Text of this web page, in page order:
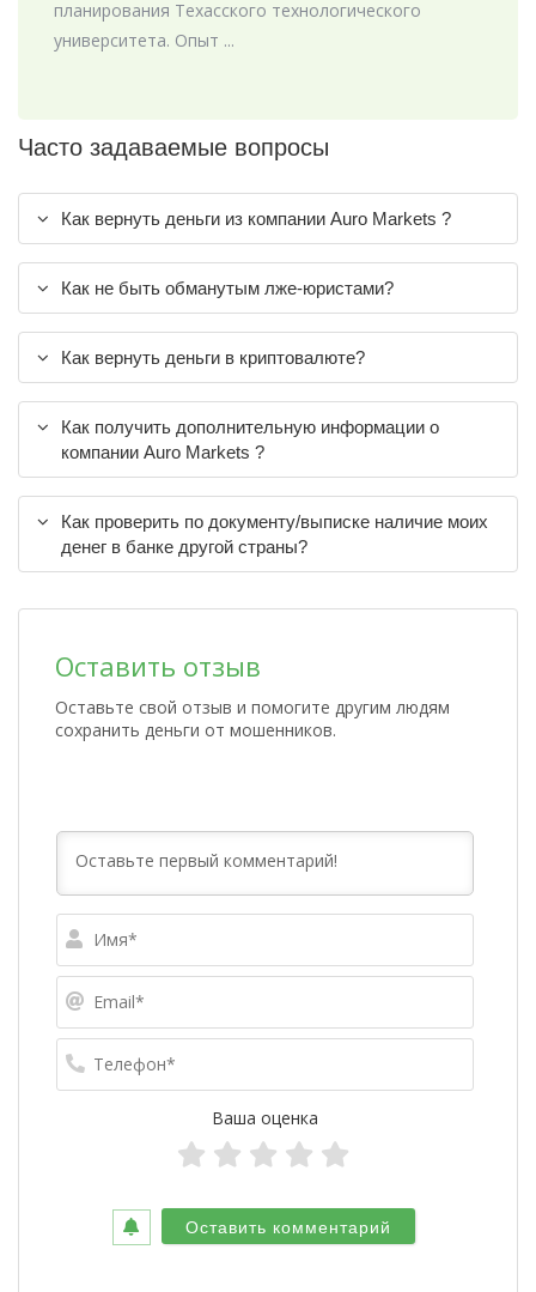
планирования Техасского технологического
университета. Опыт ...
Часто задаваемые вопросы
Как вернуть деньги из компании Auro Markets ?
Как не быть обманутым лже-юристами?
Как вернуть деньги в криптовалюте?
Как получить дополнительную информации о
компании Auro Markets ?
Как проверить по документу/выписке наличие моих
денег в банке другой страны?
Оставить отзыв
Оставьте свой отзыв и помогите другим людям
сохранить деньги от мошенников.
Ваша оценка